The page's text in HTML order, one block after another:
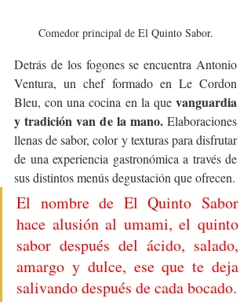
Comedor principal de El Quinto Sabor.
Detrás de los fogones se encuentra Antonio
Ventura, un chef formado en Le Cordon
Bleu, con una cocina en la que vanguardia
y tradición van de la mano. Elaboraciones
llenas de sabor, color y texturas para disfrutar
de una experiencia gastronómica a través de
sus distintos menús degustación que ofrecen.
El nombre de El Quinto Sabor
hace alusión al umami, el quinto
sabor después del ácido, salado,
amargo y dulce, ese que te deja